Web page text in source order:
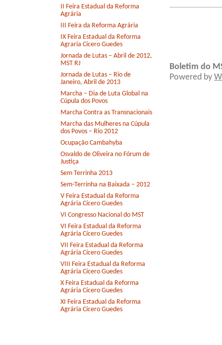
II Feira Estadual da Reforma
Agrária
III Feira da Reforma Agrária
IX Feira Estadual da Reforma
Agraria Cícero Guedes
Jornada de Lutas – Abril de 2012,
MST RJ
Jornada de Lutas – Rio de
Janeiro, Abril de 2013
Marcha – Dia de Luta Global na
Cúpula dos Povos
Marcha Contra as Transnacionais
Marcha das Mulheres na Cúpula
dos Povos – Rio 2012
Ocupação Cambahyba
Osvaldo de Oliveira no Fórum de
Justiça
Sem Terrinha 2013
Sem-Terrinha na Baixada – 2012
V Feira Estadual da Reforma
Agrária Cícero Guedes
VI Congresso Nacional do MST
VI Feira Estadual da Reforma
Agrária Cícero Guedes
VII Feira Estadual da Reforma
Agrária Cícero Guedes
VIII Feira Estadual da Reforma
Agrária Cícero Guedes
X Feira Estadual da Reforma
Agrária Cícero Guedes
XI Feira Estadual da Reforma
Agrária Cícero Guedes
Boletim do
Powered by